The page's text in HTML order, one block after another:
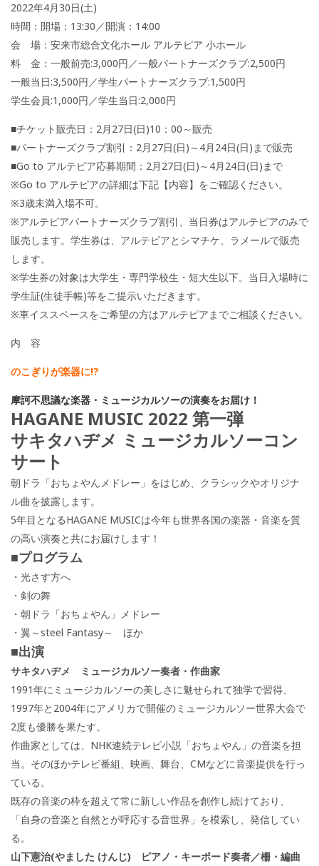
2022年4月30日(土)
時間：開場：13:30／開演：14:00
会 場：安来市総合文化ホール アルテピア 小ホール
料 金：一般前売:3,000円／一般パートナーズクラブ:2,500円
一般当日:3,500円／学生パートナーズクラブ:1,500円
学生会員:1,000円／学生当日:2,000円
■チケット販売日：2月27日(日)10：00～販売
■パートナーズクラブ割引：2月27日(日)～4月24日(日)まで販売
■Go to アルテピア応募期間：2月27日(日)～4月24日(日)まで
※Go to アルテピアの詳細は下記【内容】をご確認ください。
※3歳未満入場不可。
※アルテピアパートナーズクラブ割引、当日券はアルテピアのみで
販売します。学生券は、アルテピアとシマチケ、ラメールで販売
します。
※学生券の対象は大学生・専門学校生・短大生以下。当日入場時に
学生証(生徒手帳)等をご提示いただきます。
※車イススペースをご希望の方はアルテピアまでご相談ください。
内 容
のこぎりが楽器に!?
摩訶不思議な楽器・ミュージカルソーの演奏をお届け！
HAGANE MUSIC 2022 第一弾
サキタハヂメ ミュージカルソーコン
サート
朝ドラ「おちょやんメドレー」をはじめ、クラシックやオリジナ
ル曲を披露します。
5年目となるHAGANE MUSICは今年も世界各国の楽器・音楽を質
の高い演奏と共にお届けします！
■プログラム
・光さす方へ
・剣の舞
・朝ドラ「おちょやん」メドレー
・翼～steel Fantasy～ ほか
■出演
サキタハヂメ ミュージカルソー奏者・作曲家
1991年にミュージカルソーの美しさに魅せられて独学で習得、
1997年と2004年にアメリカで開催のミュージカルソー世界大会で
2度も優勝を果たす。
作曲家としては、NHK連続テレビ小説「おちょやん」の音楽を担
当。そのほかテレビ番組、映画、舞台、CMなどに音楽提供を行っ
ている。
既存の音楽の枠を超えて常に新しい作品を創作し続けており、
「自身の音楽と自然とが呼応する音世界」を模索し、発信してい
る。
山下憲治(やました けんじ) ピアノ・キーボード奏者／柵・編曲